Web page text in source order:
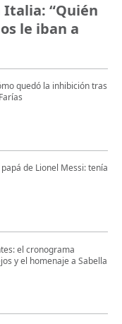
Italia: “Quién
le iban a
quedó la inhibición tras
de Lionel Messi: tenía
el cronograma
y el homenaje a Sabella